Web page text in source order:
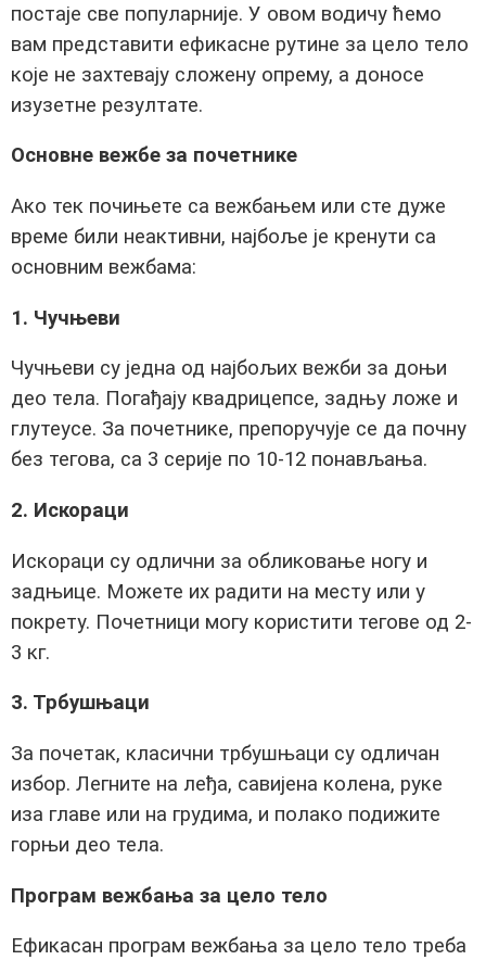
постаје све популарније. У овом водичу ћемо
вам представити ефикасне рутине за цело тело
које не захтевају сложену опрему, а доносе
изузетне резултате.
Основне вежбе за почетнике
Ако тек почињете са вежбањем или сте дуже
време били неактивни, најбоље је кренути са
основним вежбама:
1. Чучњеви
Чучњеви су једна од најбољих вежби за доњи
део тела. Погађају квадрицепсе, задњу ложе и
глутеусе. За почетнике, препоручује се да почну
без тегова, са 3 серије по 10-12 понављања.
2. Искораци
Искораци су одлични за обликовање ногу и
задњице. Можете их радити на месту или у
покрету. Почетници могу користити тегове од 2-
3 кг.
3. Трбушњаци
За почетак, класични трбушњаци су одличан
избор. Легните на леђа, савијена колена, руке
иза главе или на грудима, и полако подижите
горњи део тела.
Програм вежбања за цело тело
Ефикасан програм вежбања за цело тело треба